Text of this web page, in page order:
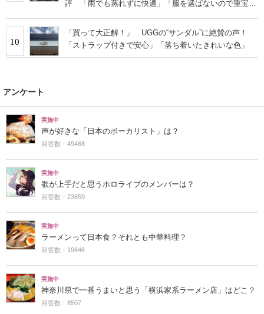
評 「雨でも蒸れずに快適」「服を選ばないので重宝」
10
「買って大正解！」 UGGの“サンダル”に絶賛の声！
「ストラップ付きで安心」「落ち着いたきれいな色」
アンケート
実施中
声が好きな「日本のボーカリスト」は？
回答数：49468
実施中
歌が上手だと思うホロライブのメンバーは？
回答数：23859
実施中
ラーメンって日本食？それとも中華料理？
回答数：19646
実施中
神奈川県で一番うまいと思う「横浜家系ラーメン店」はどこ？
回答数：8507